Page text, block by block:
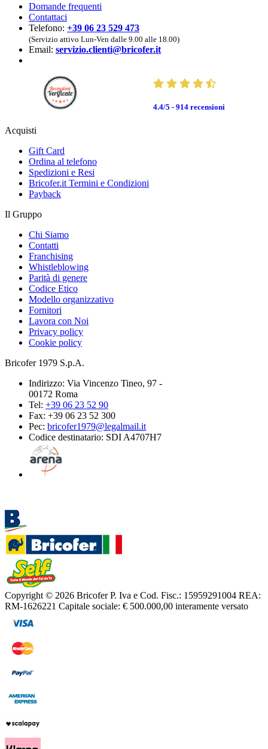
Domande frequenti
Contattaci
Telefono: +39 06 23 529 473
(Servizio attivo Lun-Ven dalle 9.00 alle 18.00)
Email: servizio.clienti@bricofer.it
4.4/5 - 914 recensioni
Acquisti
Gift Card
Ordina al telefono
Spedizioni e Resi
Bricofer.it Termini e Condizioni
Payback
Il Gruppo
Chi Siamo
Contatti
Franchising
Whistleblowing
Parità di genere
Codice Etico
Modello organizzativo
Fornitori
Lavora con Noi
Privacy policy
Cookie policy
Bricofer 1979 S.p.A.
Indirizzo: Via Vincenzo Tineo, 97 -
00172 Roma
Tel: +39 06 23 52 90
Fax: +39 06 23 52 300
Pec: bricofer1979@legalmail.it
Codice destinatario: SDI A4707H7
Copyright © 2026 Bricofer P. Iva e Cod. Fisc.: 15959291004 REA:
RM-1626221 Capitale sociale: € 500.000,00 interamente versato